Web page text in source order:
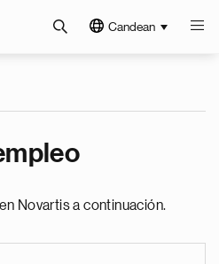
Candean
Novartis a continuación.